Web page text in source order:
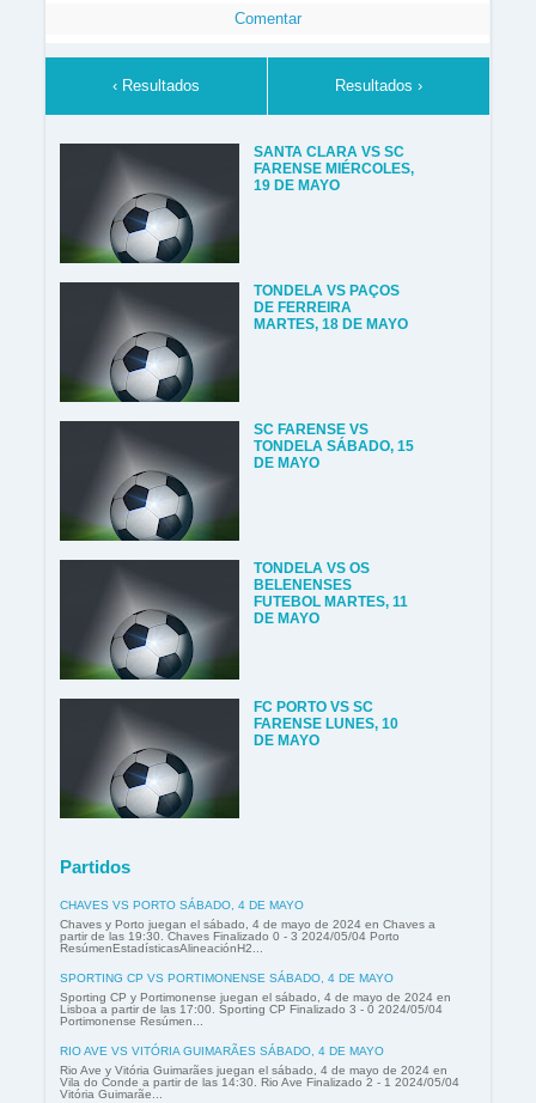
Comentar
‹ Resultados Resultados ›
SANTA CLARA VS SC
FARENSE MIÉRCOLES,
19 DE MAYO
TONDELA VS PAÇOS
DE FERREIRA
MARTES, 18 DE MAYO
SC FARENSE VS
TONDELA SÁBADO, 15
DE MAYO
TONDELA VS OS
BELENENSES
FUTEBOL MARTES, 11
DE MAYO
FC PORTO VS SC
FARENSE LUNES, 10
DE MAYO
Partidos
CHAVES VS PORTO SÁBADO, 4 DE MAYO
Chaves y Porto juegan el sábado, 4 de mayo de 2024 en Chaves a
partir de las 19:30. Chaves Finalizado 0 - 3 2024/05/04 Porto
ResúmenEstadísticasAlineaciónH2...
SPORTING CP VS PORTIMONENSE SÁBADO, 4 DE MAYO
Sporting CP y Portimonense juegan el sábado, 4 de mayo de 2024 en
Lisboa a partir de las 17:00. Sporting CP Finalizado 3 - 0 2024/05/04
Portimonense Resúmen...
RIO AVE VS VITÓRIA GUIMARÃES SÁBADO, 4 DE MAYO
Rio Ave y Vitória Guimarães juegan el sábado, 4 de mayo de 2024 en
Vila do Conde a partir de las 14:30. Rio Ave Finalizado 2 - 1 2024/05/04
Vitória Guimarãe...